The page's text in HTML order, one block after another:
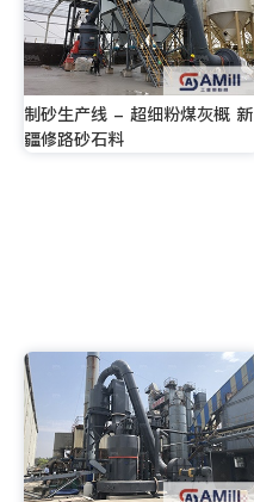
制砂生产线 - 超细粉煤灰概 新
疆修路砂石料